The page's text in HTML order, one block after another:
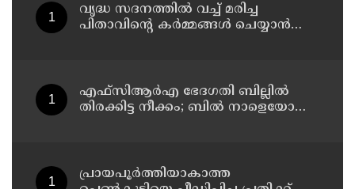
വൃദ്ധ സദനത്തില്‍ വച്ച് മരിച്ച
പിതാവിന്റെ കര്‍മ്മങ്ങള്‍ ചെയ്യാന്‍
എഫ്‌സിആര്‍എ ഭേദഗതി ബില്ലില്‍
തിരക്കിട്ട നീക്കം; ബില്‍ നാളെയോ
പ്രായപൂര്‍ത്തിയാകാത്ത